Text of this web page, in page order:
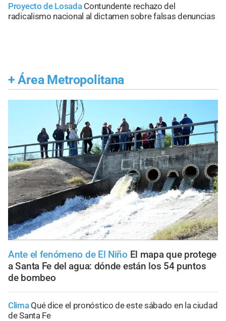
Proyecto de Losada Contundente rechazo del
radicalismo nacional al dictamen sobre falsas denuncias
+ Área Metropolitana
Ante el fenómeno de El Niño El mapa que protege
a Santa Fe del agua: dónde están los 54 puntos
de bombeo
Clima Qué dice el pronóstico de este sábado en la ciudad
de Santa Fe